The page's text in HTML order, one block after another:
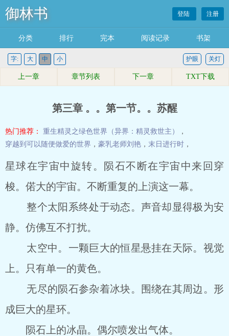
御林书 登陆 注册
分类 排行 完本 阅读记录 书架
字: 大 中 小 关灯
护眼
上一章 章节列表 下一章 TXT下载
第三章 。。第一节。。苏醒
热门推荐： 重生精灵之绿色世界（异界：精灵救世主）
，
穿越到可以随便做爱的世界 ， 豪乳老师刘艳 ， 末日进行时 ，
星球在宇宙中旋转。陨石不断在宇宙中来回穿
梭。偌大的宇宙。不断重复的上演这一幕。
整个太阳系终处于动态。声音却显得极为安
静。仿佛互不打扰。
太空中。一颗巨大的恒星悬挂在天际。视觉
上。只有单一的黄色。
无尽的陨石参杂着冰块。围绕在其周边。形
成巨大的星环。
陨石上的冰晶。偶尔喷发出气体。